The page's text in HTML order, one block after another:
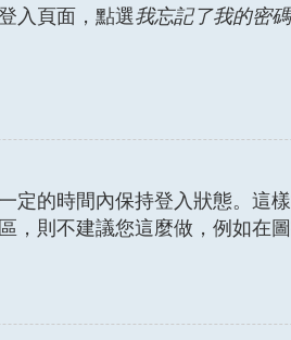
入頁面，點選我忘記了我的密碼
定的時間內保持登入狀態。這
，則不建議您這麼做，例如在